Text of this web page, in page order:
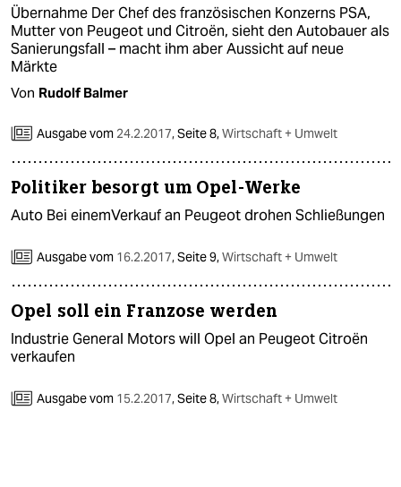
Übernahme Der Chef des französischen Konzerns PSA,
Mutter von Peugeot und Citroën, sieht den Autobauer als
Sanierungsfall – macht ihm aber Aussicht auf neue
Märkte
Von Rudolf Balmer
Ausgabe vom 24.2.2017,Seite 8,Wirtschaft + Umwelt
Politiker besorgt um Opel-Werke
Auto Bei einemVerkauf an Peugeot drohen Schließungen
Ausgabe vom 16.2.2017,Seite 9,Wirtschaft + Umwelt
Opel soll ein Franzose werden
Industrie General Motors will Opel an Peugeot Citroën
verkaufen
Ausgabe vom 15.2.2017,Seite 8,Wirtschaft + Umwelt